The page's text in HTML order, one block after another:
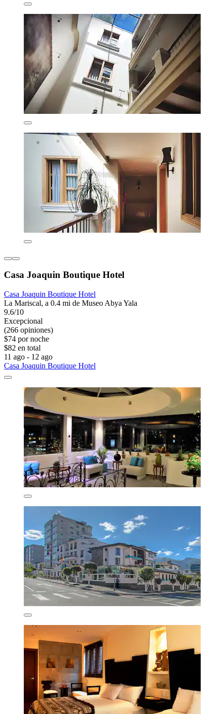
Casa Joaquin Boutique Hotel
Casa Joaquin Boutique Hotel
La Mariscal, a 0.4 mi de Museo Abya Yala
9.6/10
Excepcional
(266 opiniones)
$74 por noche
$82 en total
11 ago - 12 ago
Casa Joaquin Boutique Hotel